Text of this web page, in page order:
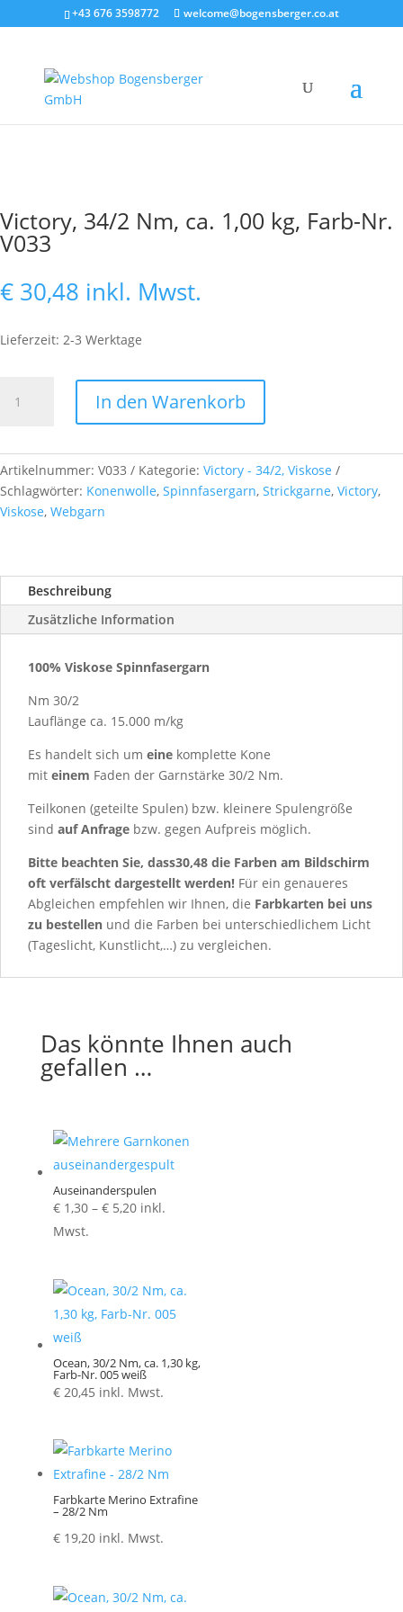
+43 676 3598772 welcome@bogensberger.co.at
Victory, 34/2 Nm, ca. 1,00 kg, Farb-Nr.
V033
€ 30,48 inkl. Mwst.
Lieferzeit: 2-3 Werktage
34/2
1,00
kg,
Farb-
Menge
In den Warenkorb
Artikelnummer: V033 Kategorie: Victory - 34/2, Viskose
Schlagwörter: Konenwolle, Spinnfasergarn, Strickgarne, Victory,
Viskose, Webgarn
Beschreibung
Zusätzliche Information
100% Viskose Spinnfasergarn
Nm 30/2
Lauflänge ca. 15.000 m/kg
Es handelt sich um eine komplette Kone
mit einem Faden der Garnstärke 30/2 Nm.
Teilkonen (geteilte Spulen) bzw. kleinere Spulengröße
sind auf Anfrage bzw. gegen Aufpreis möglich.
Bitte beachten Sie, dass30,48 die Farben am Bildschirm
oft verfälscht dargestellt werden! Für ein genaueres
Abgleichen empfehlen wir Ihnen, die Farbkarten bei uns
zu bestellen und die Farben bei unterschiedlichem Licht
(Tageslicht, Kunstlicht,…) zu vergleichen.
Das könnte Ihnen auch
gefallen …
Auseinanderspulen
€1,30 – €5,20Preisspanne:
inkl.
Mwst.
Ocean, 30/2 Nm, ca. 1,30 kg,
Farb-Nr. 005 weiß
€20,45 inkl. Mwst.
Farbkarte Merino Extrafine
– 28/2 Nm
€19,20 inkl. Mwst.